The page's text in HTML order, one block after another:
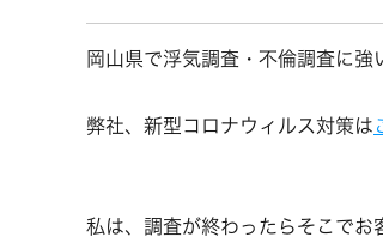
岡山県で浮気調査・不倫調査に強
弊社、新型コロナウィルス対策は
私は、調査が終わったらそこでお